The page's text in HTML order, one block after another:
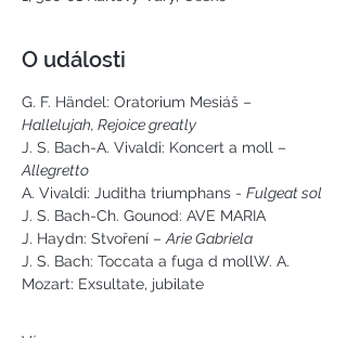
O události
G. F. Händel: Oratorium Mesiáš –
Hallelujah, Rejoice greatly
J. S. Bach-A. Vivaldi: Koncert a moll –
Allegretto
A. Vivaldi: Juditha triumphans - Fulgeat sol
J. S. Bach-Ch. Gounod: AVE MARIA
J. Haydn: Stvoření – Arie Gabriela
J. S. Bach: Toccata a fuga d mollW. A.
Mozart: Exsultate, jubilate
Více